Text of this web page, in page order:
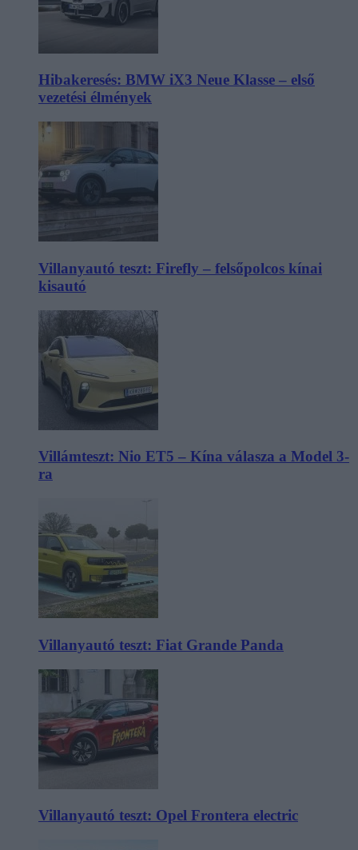
Hibakeresés: BMW iX3 Neue Klasse – első
vezetési élmények
Villanyautó teszt: Firefly – felsőpolcos kínai
kisautó
Villámteszt: Nio ET5 – Kína válasza a Model 3-
ra
Villanyautó teszt: Fiat Grande Panda
Villanyautó teszt: Opel Frontera electric